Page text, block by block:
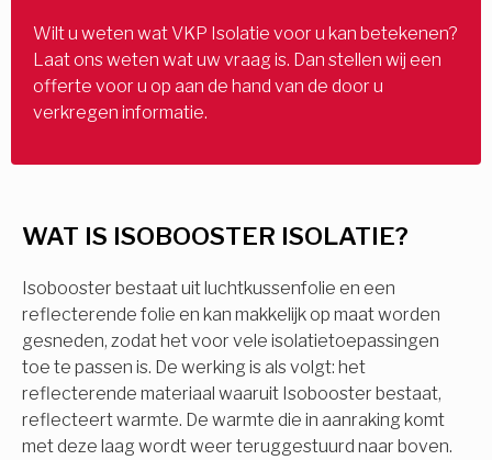
WAT IS ISOBOOSTER ISOLATIE?
Isobooster bestaat uit luchtkussenfolie en een
reflecterende folie en kan makkelijk op maat worden
gesneden, zodat het voor vele isolatietoepassingen
toe te passen is. De werking is als volgt: het
reflecterende materiaal waaruit Isobooster bestaat,
reflecteert warmte. De warmte die in aanraking komt
met deze laag wordt weer teruggestuurd naar boven.
Wilt u weten wat VKP Isolatie voor u kan betekenen?
Laat ons weten wat uw vraag is. Dan stellen wij een
offerte voor u op aan de hand van de door u
verkregen informatie.